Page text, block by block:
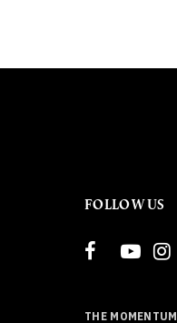
FOLLOW US
THE MOMENTUM